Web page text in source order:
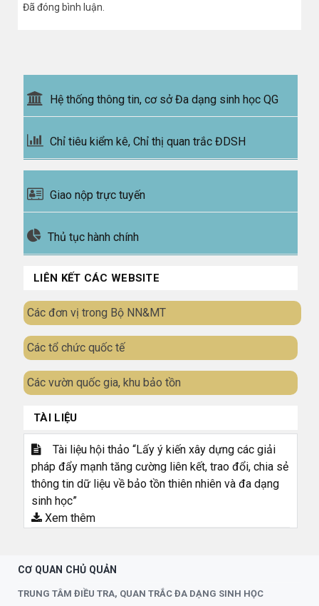
Đã đóng bình luận.
Hệ thống thông tin, cơ sở Đa dạng sinh học QG
Chỉ tiêu kiểm kê, Chỉ thị quan trắc ĐDSH
Giao nộp trực tuyến
Thủ tục hành chính
LIÊN KẾT CÁC WEBSITE
Các đơn vị trong Bộ NN&MT
Các tổ chức quốc tế
Các vườn quốc gia, khu bảo tồn
TÀI LIỆU
Tài liệu hội thảo “Lấy ý kiến xây dựng các giải
pháp đẩy mạnh tăng cường liên kết, trao đổi, chia sẻ
thông tin dữ liệu về bảo tồn thiên nhiên và đa dạng
sinh học”
Xem thêm
CƠ QUAN CHỦ QUẢN
TRUNG TÂM ĐIỀU TRA, QUAN TRẮC ĐA DẠNG SINH HỌC